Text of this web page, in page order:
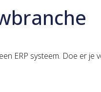
ERP systeem. Doe er